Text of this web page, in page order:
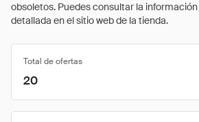
obsoletos. Puedes consultar la
detallada en el sitio web de la tienda.
Total de ofertas
20